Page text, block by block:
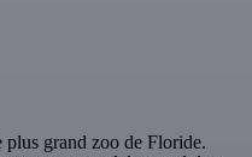
grand zoo de Floride.